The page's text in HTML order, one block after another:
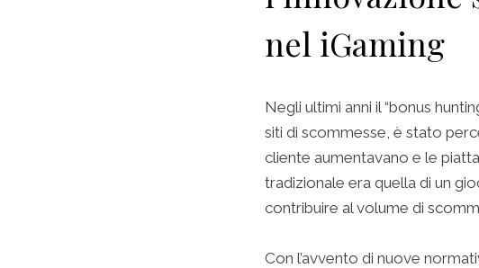
nel iGaming
Negli ultimi anni il “bonus
siti di scommesse, è stato
cliente aumentavano e le
tradizionale era quella di un
contribuire al volume di
Con l’avvento di nuove